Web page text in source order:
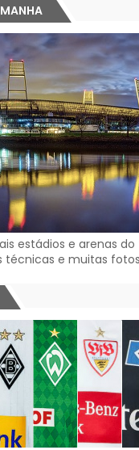
estádios e arenas
e muitas fotos